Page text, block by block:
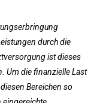
durch die
ist dieses
Um die finanzielle Last
Bereichen so